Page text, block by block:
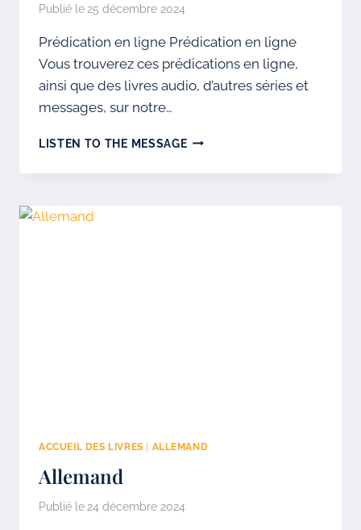
Publié le 25 décembre 2024
Prédication en ligne Prédication en ligne
Vous trouverez ces prédications en ligne,
ainsi que des livres audio, d’autres séries et
messages, sur notre…
LISTEN TO THE MESSAGESERMONS
LIGNE
ACCUEIL DES LIVRES ALLEMAND
Allemand
Publié le 24 décembre 2024